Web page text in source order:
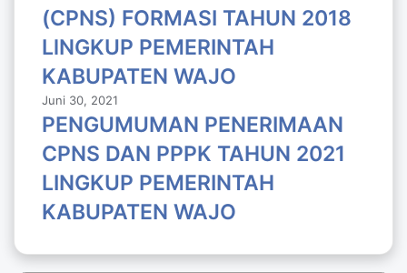
(CPNS) FORMASI TAHUN 2018
LlNGKUP PEMERINTAH
KABUPATEN WAJO
Juni 30, 2021
PENGUMUMAN PENERIMAAN
CPNS DAN PPPK TAHUN 2021
LINGKUP PEMERINTAH
KABUPATEN WAJO